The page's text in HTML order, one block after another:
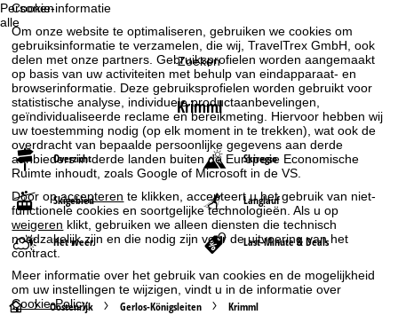
Cookie-informatie
Om onze website te optimaliseren, gebruiken we cookies om
gebruiksinformatie te verzamelen, die wij, TravelTrex GmbH, ook
delen met onze partners. Gebruiksprofielen worden aangemaakt
op basis van uw activiteiten met behulp van eindapparaat- en
browserinformatie. Deze gebruiksprofielen worden gebruikt voor
statistische analyse, individuele productaanbevelingen,
geïndividualiseerde reclame en bereikmeting. Hiervoor hebben wij
uw toestemming nodig (op elk moment in te trekken), wat ook de
overdracht van bepaalde persoonlijke gegevens aan derde
aanbieders in derde landen buiten de Europese Economische
Ruimte inhoudt, zoals Google of Microsoft in de VS.
Door opaccepteren te klikken, accepteert u het gebruik van niet-
functionele cookies en soortgelijke technologieën. Als u op
weigeren klikt, gebruiken we alleen diensten die technisch
noodzakelijk zijn en die nodig zijn voor de uitvoering van het
contract.
Meer informatie over het gebruik van cookies en de mogelijkheid
om uw instellingen te wijzigen, vindt u in de informatie over
Cookie-Policy.
Personen
alle
Zoeken
Krimml
Overzicht Skiregio
Skigebied Langlauf
Het weer Last-Minute & Deals
S Oostenrijk Gerlos-Königsleiten Krimml